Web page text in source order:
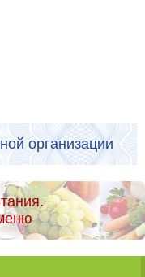
организации